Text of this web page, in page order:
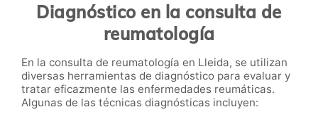
Diagnóstico en la consulta de
reumatología
En la consulta de reumatología en Lleida, se utilizan
diversas herramientas de diagnóstico para evaluar y
tratar eficazmente las enfermedades reumáticas.
Algunas de las técnicas diagnósticas incluyen: